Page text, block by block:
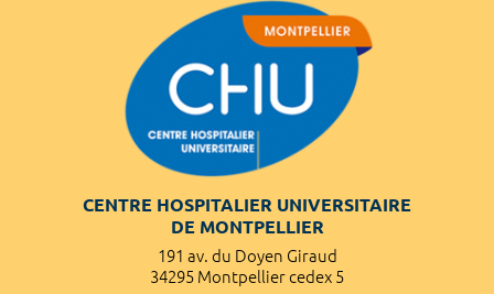
CENTRE HOSPITALIER UNIVERSITAIRE
DE MONTPELLIER
191 av. du Doyen Giraud
34295 Montpellier cedex 5